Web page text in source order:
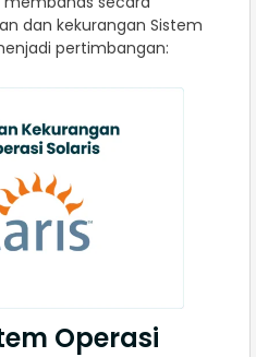
dan kekurangan Sistem
pertimbangan:
Operasi